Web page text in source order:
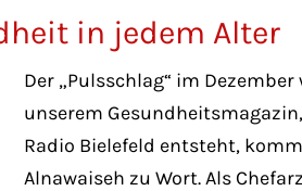
in jedem Alter
Der „Pulsschlag“ im
unserem
Radio Bielefeld entsteht,
Alnawaiseh zu Wort. Als